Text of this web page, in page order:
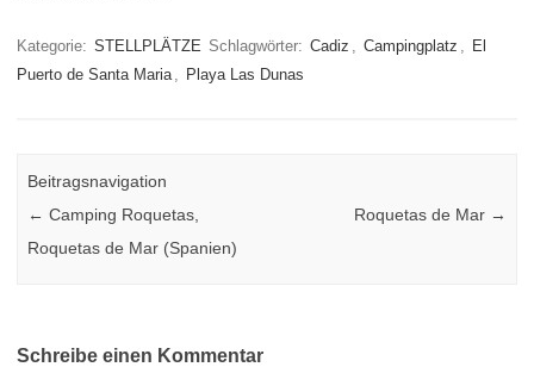
Kategorie: STELLPLÄTZE Schlagwörter: Cadiz , Campingplatz , El
Puerto de Santa Maria , Playa Las Dunas
Beitragsnavigation
← Camping Roquetas,
Roquetas de Mar (Spanien)
Roquetas de Mar →
Schreibe einen Kommentar